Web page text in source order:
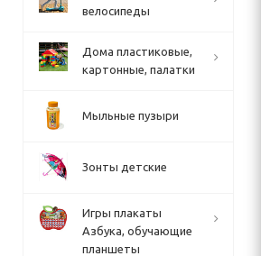
велосипеды
Дома пластиковые,
картонные, палатки
Мыльные пузыри
Зонты детские
Игры плакаты
Азбука, обучающие
планшеты